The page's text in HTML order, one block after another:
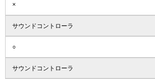
×
サウンドコントローラ
○
サウンドコントローラ